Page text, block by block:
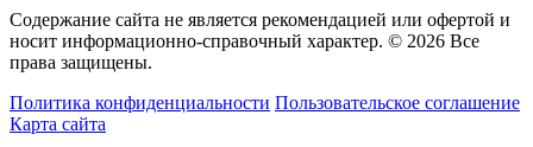
Содержание сайта не является рекомендацией или офертой и
носит информационно-справочный характер. © 2026 Все
права защищены.
Политика конфиденциальности Пользовательское соглашение
Карта сайта